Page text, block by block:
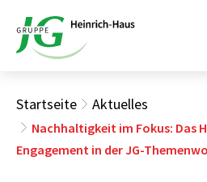
Startseite Aktuelles
Nachhaltigkeit im Fokus: Das
Engagement in der JG-